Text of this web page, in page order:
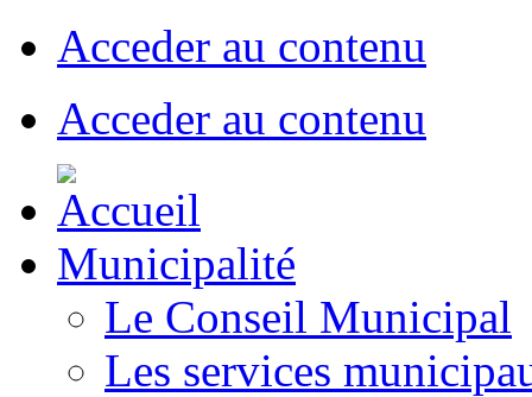
Acceder au contenu
Acceder au contenu
Municipalité
Le Conseil Municipal
Les services